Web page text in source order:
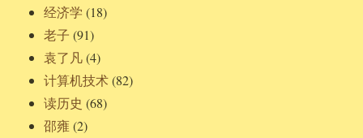
经济学 (18)
老子 (91)
袁了凡(4)
计算机技术(82)
读历史 (68)
邵雍 (2)